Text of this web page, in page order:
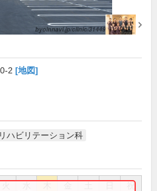
2 [地図]
リハビリテーション科
祝